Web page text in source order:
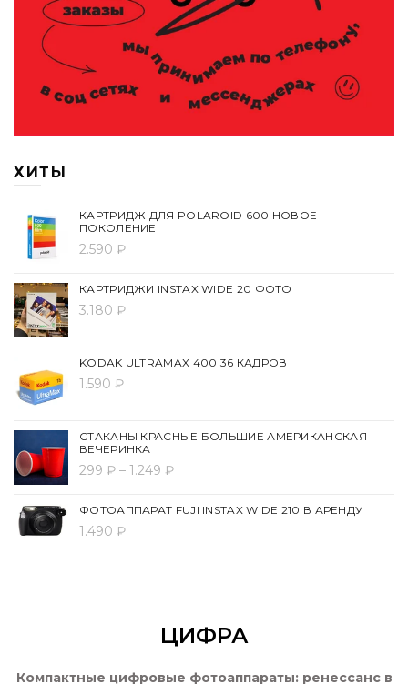
ХИТЫ
КАРТРИДЖ ДЛЯ POLAROID 600 НОВОЕ
ПОКОЛЕНИЕ
2.590 ₽
КАРТРИДЖИ INSTAX WIDE 20 ФОТО
3.180 ₽
KODAK ULTRAMAX 400 36 КАДРОВ
1.590 ₽
СТАКАНЫ КРАСНЫЕ БОЛЬШИЕ АМЕРИКАНСКАЯ
ВЕЧЕРИНКА
299 ₽ – 1.249 ₽
ФОТОАППАРАТ FUJI INSTAX WIDE 210 В АРЕНДУ
1.490 ₽
ЦИФРА
Компактные цифровые фотоаппараты: ренессанс в